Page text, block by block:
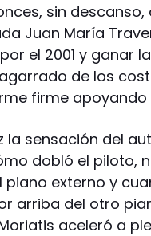
sin
Juan María
el 2001 y ganar
de los
firme apoyando
la sensación del
dobló el piloto,
piano externo y
arriba del otro
aceleró a